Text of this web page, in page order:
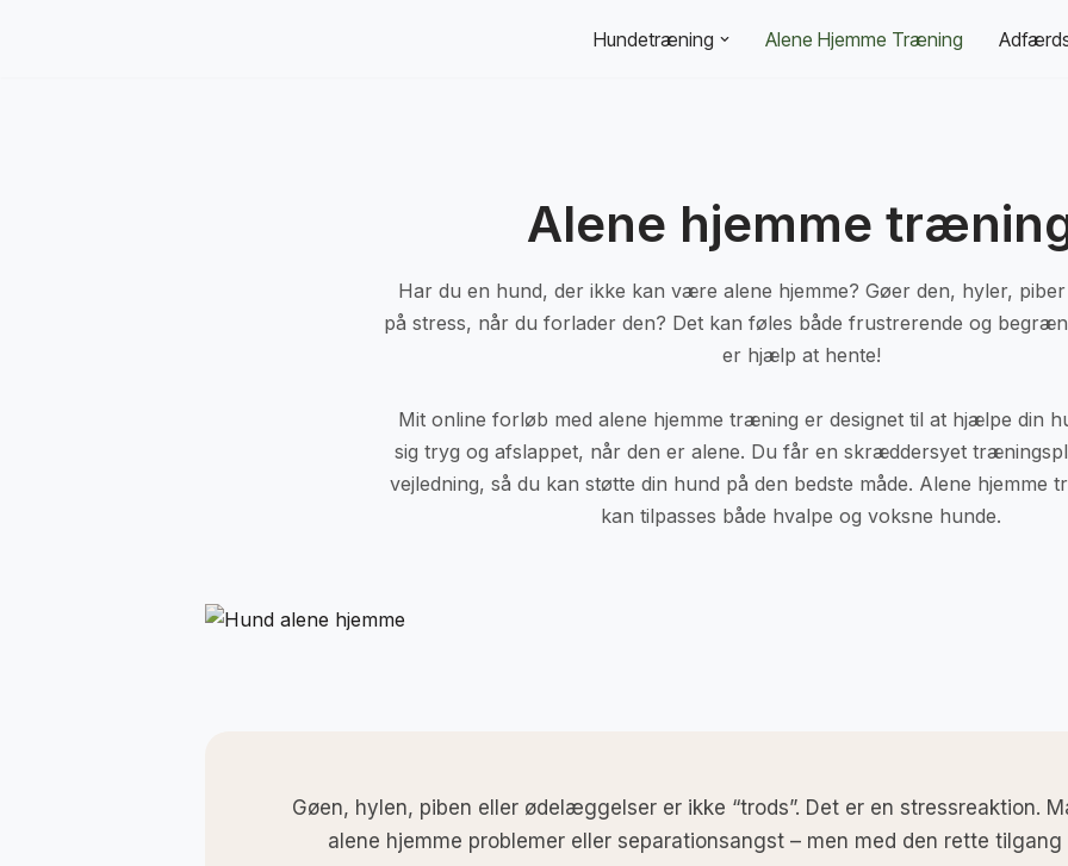
Hundetræning Alene Hjemme Træning
Alene hjemme
Har du en hund, der ikke kan være alene hjemme? Gøer den, hyler,
på stress, når du forlader den? Det kan føles både frustrerende og
er hjælp at hente!
Mit online forløb med alene hjemme træning er designet til at hjælpe din
sig tryg og afslappet, når den er alene. Du får en skræddersyet
vejledning, så du kan støtte din hund på den bedste måde. Alene hjemme
kan tilpasses både hvalpe og voksne hunde.
Gøen, hylen, piben eller ødelæggelser er ikke “trods”. Det er en stressreaktion.
alene hjemme problemer eller separationsangst – men med den rette